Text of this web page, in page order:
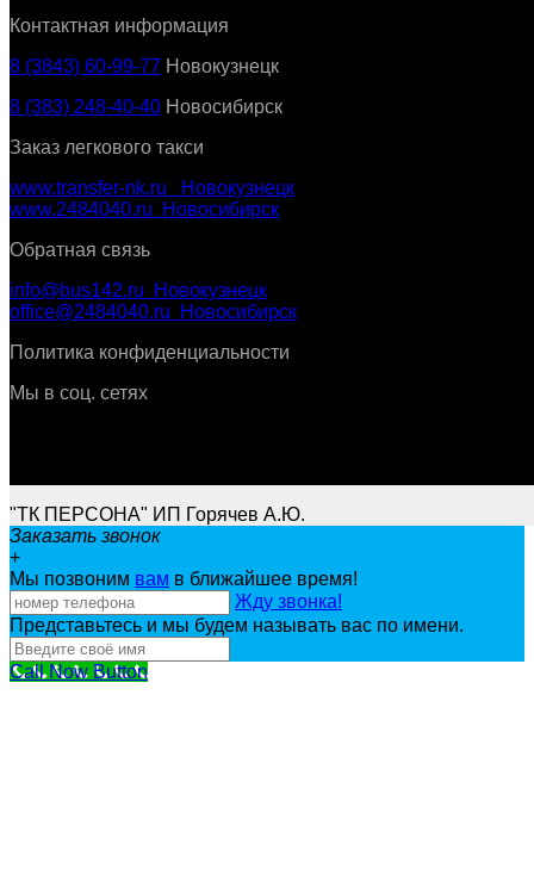
Контактная информация
8 (3843) 60-99-77 Новокузнецк
8 (383) 248-40-40 Новосибирск
Заказ легкового такси
www.transfer-nk.ru Новокузнецк
www.2484040.ru Новосибирск
Обратная связь
info@bus142.ru Новокузнецк
office@2484040.ru Новосибирск
Политика конфиденциальности
Мы в соц. сетях
"ТК ПЕРСОНА" ИП Горячев А.Ю.
Заказать звонок
+
Мы позвоним вам в ближайшее время!
Жду звонка!
Представьтесь и мы будем называть вас по имени.
Call Now Button